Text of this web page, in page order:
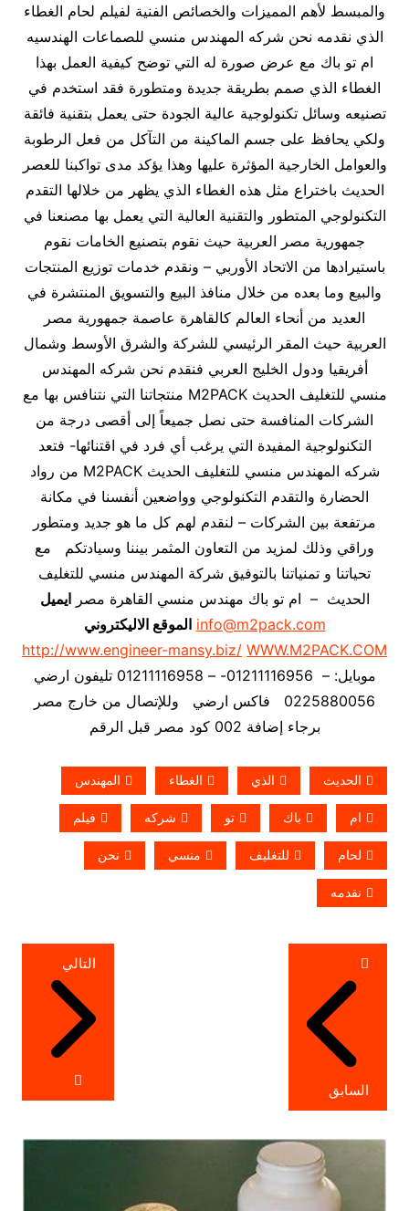
والمبسط لأهم المميزات والخصائص الفنية لفيلم لحام الغطاء
الذي نقدمه نحن شركه المهندس منسي للصماعات الهندسيه
ام تو باك مع عرض صورة له التي توضح كيفية العمل بهذا
الغطاء الذي صمم بطريقة جديدة ومتطورة فقد استخدم في
تصنيعه وسائل تكنولوجية عالية الجودة حتى يعمل بتقنية فائقة
ولكي يحافظ على جسم الماكينة من التآكل من فعل الرطوبة
والعوامل الخارجية المؤثرة عليها وهذا يؤكد مدى تواكبنا للعصر
الحديث باختراع مثل هذه الغطاء الذي يظهر من خلالها التقدم
التكنولوجي المتطور والتقنية العالية التي يعمل بها مصنعنا في
جمهورية مصر العربية حيث نقوم بتصنيع الخامات نقوم
باستيرادها من الاتحاد الأوربي – ونقدم خدمات توزيع المنتجات
والبيع وما بعده من خلال منافذ البيع والتسويق المنتشرة في
العديد من أنحاء العالم كالقاهرة عاصمة جمهورية مصر
العربية حيث المقر الرئيسي للشركة والشرق الأوسط وشمال
أفريقيا ودول الخليج العربي فنقدم نحن شركه المهندس
منسي للتغليف الحديث M2PACK منتجاتنا التي نتنافس بها مع
الشركات المنافسة حتى نصل جميعاً إلى أقصى درجة من
التكنولوجية المفيدة التي يرغب أي فرد في اقتنائها- فتعد
شركه المهندس منسي للتغليف الحديث M2PACK من رواد
الحضارة والتقدم التكنولوجي وواضعين أنفسنا في مكانة
مرتفعة بين الشركات – لنقدم لهم كل ما هو جديد ومتطور
وراقي وذلك لمزيد من التعاون المثمر بيننا وسيادتكم مع
تحياتنا و تمنياتنا بالتوفيق شركة المهندس منسي للتغليف
الحديث – ام تو باك مهندس منسي القاهرة مصرايميل
info@m2pack.com الموقع الاليكتروني
http://www.engineer-mansy.biz/ WWW.M2PACK.COM
موبايل: – 01211116956- – 01211116958 تليفون ارضي
0225880056 فاكس ارضي
وللإتصال من خارج مصر
برجاء إضافة 002 كود مصر قبل الرقم
الحديث الذي الغطاء المهندس
ام باك تو شركه فيلم
لحام للتغليف منسي نحن
نقدمه
تصفّح
المقالات
السابق
التالي